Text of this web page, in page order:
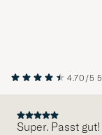
4.70/5
Super. Passt gut!